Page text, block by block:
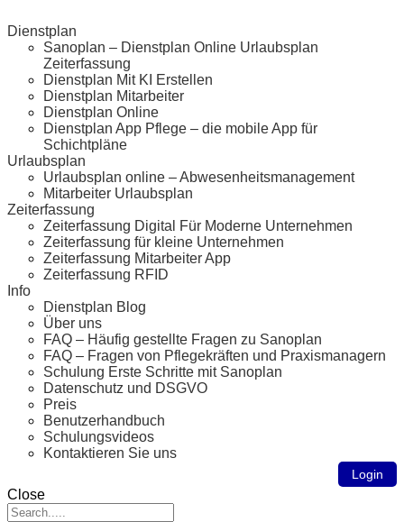
Dienstplan
Sanoplan – Dienstplan Online Urlaubsplan
Zeiterfassung
Dienstplan Mit KI Erstellen
Dienstplan Mitarbeiter
Dienstplan Online
Dienstplan App Pflege – die mobile App für
Schichtpläne
Urlaubsplan
Urlaubsplan online – Abwesenheitsmanagement
Mitarbeiter Urlaubsplan
Zeiterfassung
Zeiterfassung Digital Für Moderne Unternehmen
Zeiterfassung für kleine Unternehmen
Zeiterfassung Mitarbeiter App
Zeiterfassung RFID
Info
Dienstplan Blog
Über uns
FAQ – Häufig gestellte Fragen zu Sanoplan
FAQ – Fragen von Pflegekräften und Praxismanagern
Schulung Erste Schritte mit Sanoplan
Datenschutz und DSGVO
Preis
Benutzerhandbuch
Schulungsvideos
Kontaktieren Sie uns
Login
Close